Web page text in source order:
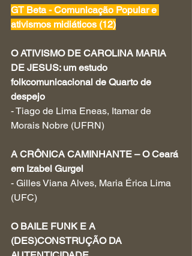
GT Beta - Comunicação Popular e
ativismos midiáticos (12)
O ATIVISMO DE CAROLINA MARIA
DE JESUS: um estudo
folkcomunicacional de Quarto de
despejo
- Tiago de Lima Eneas, Itamar de
Morais Nobre (UFRN)
A CRÔNICA CAMINHANTE – O Ceará
em Izabel Gurgel
- Gilles Viana Alves, Maria Érica Lima
(UFC)
O BAILE FUNK E A
(DES)CONSTRUÇÃO DA